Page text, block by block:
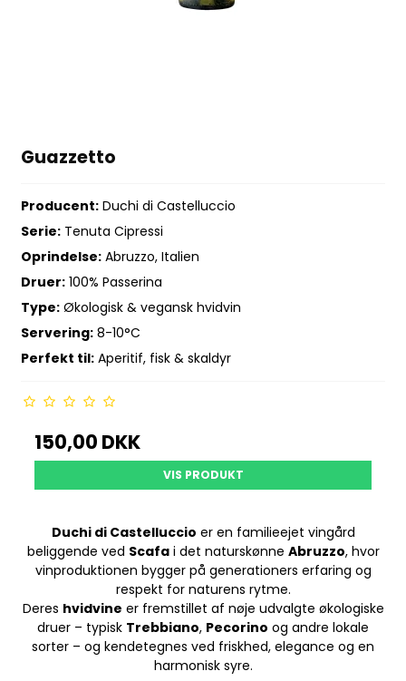
Guazzetto
Producent: Duchi di Castelluccio
Serie: Tenuta Cipressi
Oprindelse: Abruzzo, Italien
Druer: 100% Passerina
Type: Økologisk & vegansk hvidvin
Servering: 8-10°C
Perfekt til: Aperitif, fisk & skaldyr
150,00 DKK
VIS PRODUKT
Duchi di Castelluccio er en familieejet vingård
beliggende ved Scafai det naturskønne Abruzzo, hvor
vinproduktionen bygger på generationers erfaring og
respekt for naturens rytme.
Deres hvidvine er fremstillet af nøje udvalgte økologiske
druer – typisk Trebbiano, Pecorino og andre lokale
sorter – og kendetegnes ved friskhed, elegance og en
harmonisk syre.